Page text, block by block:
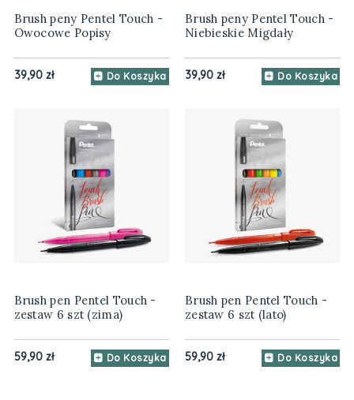
Brush peny Pentel Touch -
Owocowe Popisy
39,90 zł Do Koszyka
Brush peny Pentel Touch -
Niebieskie Migdały
39,90 zł Do Koszyka
Brush pen Pentel Touch -
zestaw 6 szt (zima)
59,90 zł Do Koszyka
Brush pen Pentel Touch -
zestaw 6 szt (lato)
59,90 zł Do Koszyka